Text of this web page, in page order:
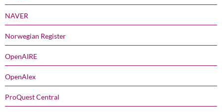
NAVER
Norwegian Register
OpenAIRE
OpenAlex
ProQuest Central